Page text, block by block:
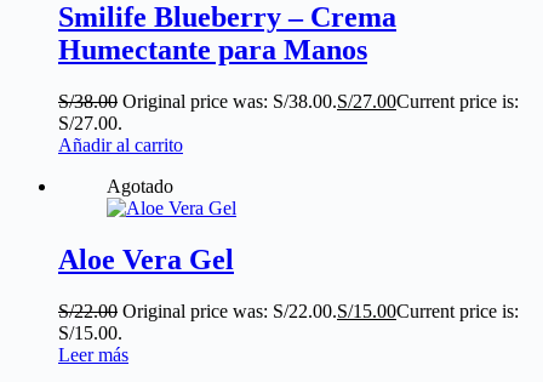
Smilife Blueberry – Crema
Humectante para Manos
S/38.00 Original price was: S/38.00.S/27.00Current price is:
S/27.00.
Añadir al carrito
Agotado
Aloe Vera Gel
S/22.00 Original price was: S/22.00.S/15.00Current price is:
S/15.00.
Leer más